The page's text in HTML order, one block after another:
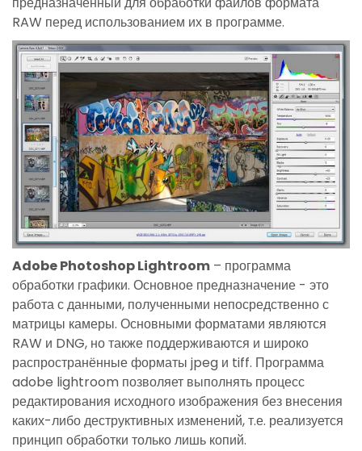
RAW перед использованием их в программе.
Adobe Photoshop Lightroom – программа
обработки графики. Основное предназначение - это
работа с данными, полученными непосредственно с
матрицы камеры. Основными форматами являются
RAW и DNG, но также поддерживаются и широко
распространённые форматы jpeg и tiff. Программа
adobe lightroom позволяет выполнять процесс
редактирования исходного изображения без внесения
каких-либо деструктивных изменений, т.е. реализуется
принцип обработки только лишь копий.